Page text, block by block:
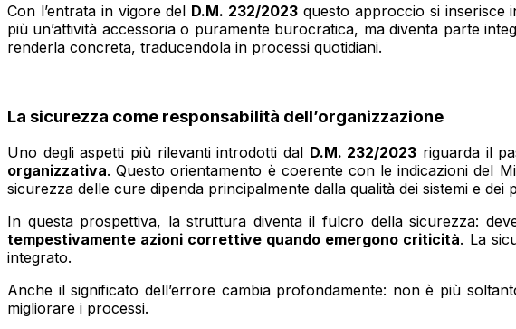
Con l’entrata in vigore del D.M. 232/2023 questo approccio si inserisce
più un’attività accessoria o puramente burocratica, ma diventa parte
renderla concreta, traducendola in processi quotidiani.
La sicurezza come responsabilità dell’organizzazione
Uno degli aspetti più rilevanti introdotti dal D.M. 232/2023 riguarda il
organizzativa. Questo orientamento è coerente con le indicazioni del
sicurezza delle cure dipenda principalmente dalla qualità dei sistemi e
In questa prospettiva, la struttura diventa il fulcro della sicurezza:
tempestivamente azioni correttive quando emergono criticità. La
integrato.
Anche il significato dell’errore cambia profondamente: non è più
migliorare i processi.